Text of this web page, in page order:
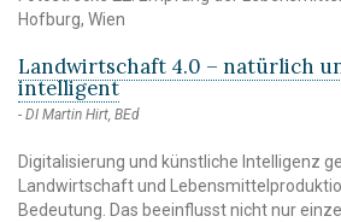
Hofburg, Wien
Landwirtschaft 4.0 – natürlich
intelligent
DI Martin Hirt, BEd
Digitalisierung und künstliche Intelligenz
Landwirtschaft und
Bedeutung. Das beeinflusst nicht nur